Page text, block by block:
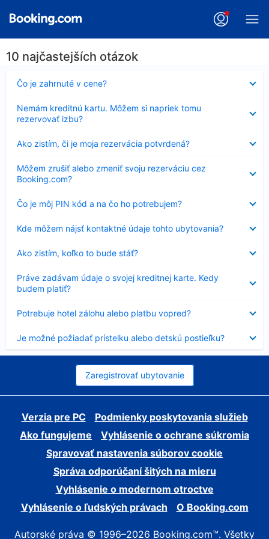
10 najčastejších otázok
Čo je zahrnuté v cene?
Nezobrazuje
sa
Nemám kreditnú kartu. Môžem si napriek tomu
rezervovať izbu?
sa
Ako zistím, či je moja rezervácia potvrdená?
sa
Môžem zrušiť alebo zmeniť svoju rezerváciu cez
Booking.com?
sa
Čo je môj PIN kód a na čo ho potrebujem?
Nezobrazuje
sa
Kde môžem nájsť kontaktné údaje tohto ubytovania?
sa
Ako zistím, koľko to bude stáť?
sa
Práve zadávam údaje o svojej kreditnej karte. Kedy
budem platiť?
sa
Potrebuje hotel zálohu alebo platbu vopred?
sa
Je možné požiadať prístelku alebo detskú postieľku?
sa
Zaregistrovať ubytovanie
Verzia pre PC
Podmienky poskytovania služieb
Ako fungujeme
Vyhlásenie o ochrane súkromia
Spravovať nastavenia súborov cookie
Správa odporúčaní šitých na mieru
Vyhlásenie o modernom otroctve
Vyhlásenie o ľudských právach
O Booking.com
Autorské práva © 1996–2026 Booking.com™. Všetky